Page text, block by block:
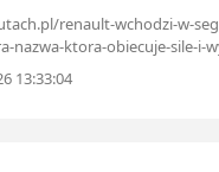
renault-wchodzi-w-
nazwa-ktora-obiecuje-sile-i-
13:33:04